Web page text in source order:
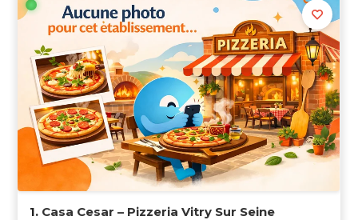
1. Casa Cesar – Pizzeria Vitry Sur Seine